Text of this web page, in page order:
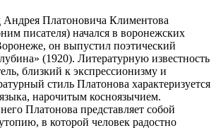
Андрея Платоновича Климентова
писателя) начался в воронежских
он выпустил поэтический
(1920). Литературную известность
близкий к экспрессионизму и
стиль Платонова характеризуется
нарочитым косноязычием.
Платонова представляет собой
в которой человек радостно